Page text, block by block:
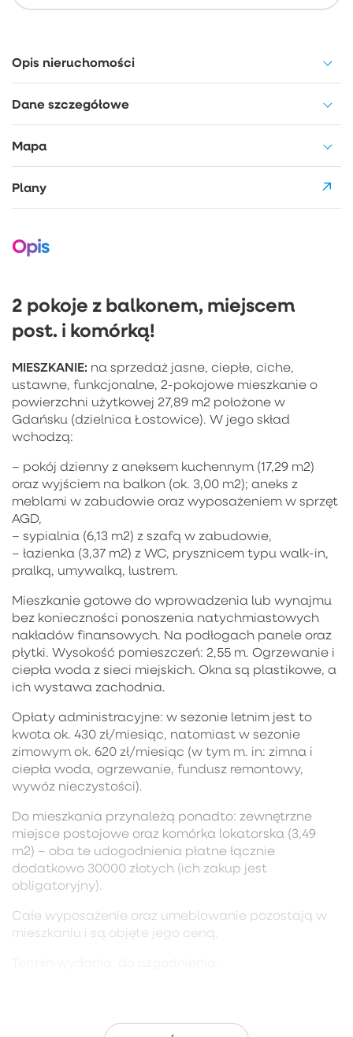
Opis nieruchomości
Dane szczegółowe
Mapa
Plany
Opis
2 pokoje z balkonem, miejscem
post. i komórką!
MIESZKANIE: na sprzedaż jasne, ciepłe, ciche,
ustawne, funkcjonalne, 2-pokojowe mieszkanie o
powierzchni użytkowej 27,89 m2 położone w
Gdańsku (dzielnica Łostowice). W jego skład
wchodzą:
– pokój dzienny z aneksem kuchennym (17,29 m2)
oraz wyjściem na balkon (ok. 3,00 m2); aneks z
meblami w zabudowie oraz wyposażeniem w sprzęt
AGD,
– sypialnia (6,13 m2) z szafą w zabudowie,
– łazienka (3,37 m2) z WC, prysznicem typu walk-in,
pralką, umywalką, lustrem.
Mieszkanie gotowe do wprowadzenia lub wynajmu
bez konieczności ponoszenia natychmiastowych
nakładów finansowych. Na podłogach panele oraz
płytki. Wysokość pomieszczeń: 2,55 m. Ogrzewanie i
ciepła woda z sieci miejskich. Okna są plastikowe, a
ich wystawa zachodnia.
Opłaty administracyjne: w sezonie letnim jest to
kwota ok. 430 zł/miesiąc, natomiast w sezonie
zimowym ok. 620 zł/miesiąc (w tym m. in: zimna i
ciepła woda, ogrzewanie, fundusz remontowy,
wywóz nieczystości).
Do mieszkania przynależą ponadto: zewnętrzne
miejsce postojowe oraz komórka lokatorska (3,49
m2) – oba te udogodnienia płatne łącznie
dodatkowo 30000 złotych (ich zakup jest
obligatoryjny).
Całe wyposażenie oraz umeblowanie pozostają w
mieszkaniu i są objęte jego ceną.
dewelopera Robyg. Mieści się na 1. piętrze 3-